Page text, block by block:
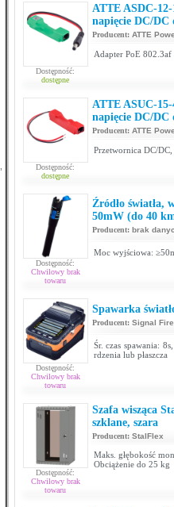
Dostępność:
dostępne
ATTE ASDC-
napięcie DC/DC
Producent: ATTE
Adapter PoE
Dostępność:
dostępne
ATTE ASUC-
napięcie DC/DC
Producent: ATTE
Przetwornica DC/
Dostępność:
Chwilowy brak
towaru
Źródło światła,
50mW (do 40
Producent: brak
Moc wyjściowa:
Dostępność:
Chwilowy brak
towaru
Spawarka
Producent: Signal Fire
Śr. czas spawania:
rdzenia lub płaszcza
Dostępność:
Chwilowy brak
towaru
Szafa wisząca
szklane, szara
Producent: StalFlex
Maks. głębokość
Obciążenie do 25 kg